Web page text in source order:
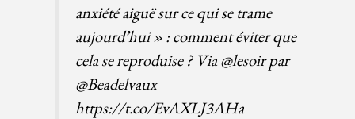
anxiété aiguë sur ce qui se trame
aujourd’hui » : comment éviter que
cela se reproduise ? Via@lesoirpar
@Beadelvaux
https://t.co/EvAXLJ3AHa